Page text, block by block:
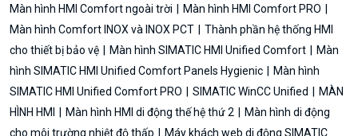
Màn hình HMI Comfort ngoài trời
Màn hình HMI Comfort PRO
Màn hình Comfort INOX và INOX PCT
Thành phần hệ thống HMI
cho thiết bị bảo vệ
Màn hình SIMATIC HMI Unified Comfort
Màn
hình SIMATIC HMI Unified Comfort Panels Hygienic
Màn hình
SIMATIC HMI Unified Comfort PRO
SIMATIC WinCC Unified
MÀN
HÌNH HMI
Màn hình HMI di động thế hệ thứ 2
Màn hình di động
cho môi trường nhiệt độ thấp
Máy khách web di động SIMATIC